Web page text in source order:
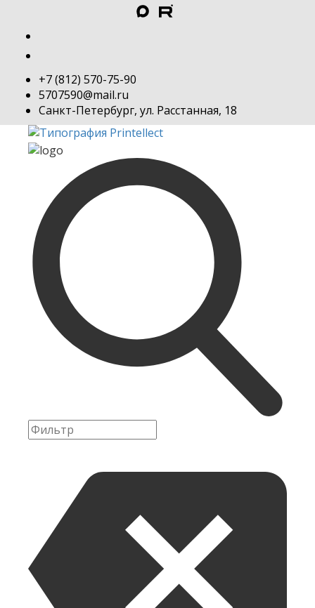
+7 (812) 570-75-90
5707590@mail.ru
Санкт-Петербург, ул. Расстанная, 18